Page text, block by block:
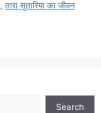
,तारा सुतारिया का जीवन
Search